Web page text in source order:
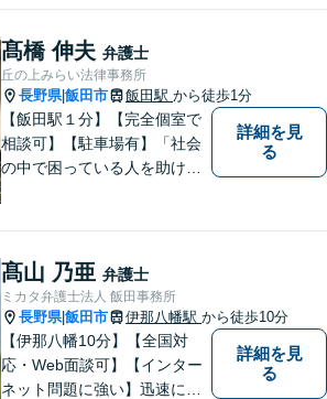
さい。
髙橋 伸夫 弁護士
丘の上みらい法律事務所
長野県|飯田市 飯田駅 から徒歩1分
【飯田駅１分】【完全個室で
相談可】【駐車場有】「社会
の中で困っている人を助けた
であることを心がけ、誠実
に、そして丁寧に対応してい
きます。
詳細を見
る
髙山 乃亜 弁護士
ミカタ弁護士法人 飯田事務所
長野県|飯田市 伊那八幡駅 から徒歩10分
【伊那八幡10分】【全国対
応・Web面談可】【インター
ネット問題に強い】迅速に対
詳細を見
る